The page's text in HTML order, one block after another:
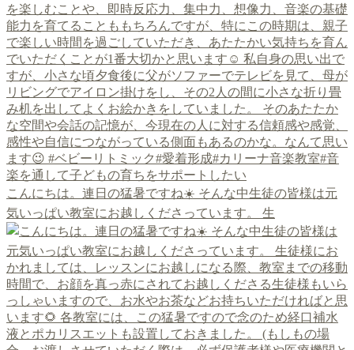
こんにちは。連日の猛暑ですね☀️ そんな中生徒の皆様は元
気いっぱい教室にお越しくださっています。 生